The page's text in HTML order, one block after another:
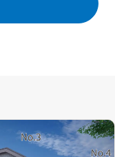
の送付、会員情報誌や
委託する場合があり
ご面倒でも当サイト
報は、適切な管理のも
、改竄、漏洩等から